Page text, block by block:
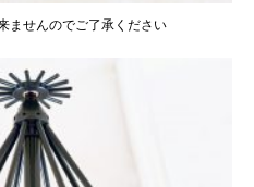
ませんのでご了承ください